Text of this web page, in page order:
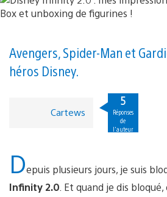
Avengers, Spider-Man et
héros Disney.
Cartews
5
Réponses
de
l'auteur
Depuis plusieurs jours, je suis
Infinity 2.0 . Et quand je dis